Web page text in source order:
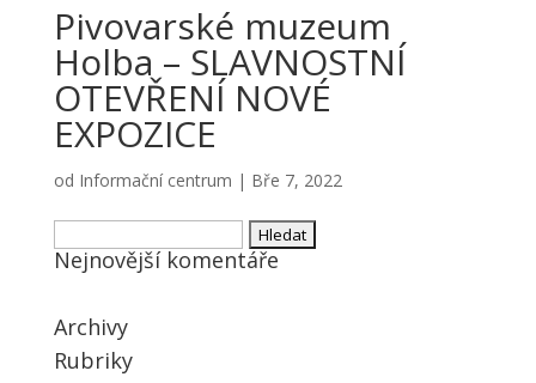
Pivovarské muzeum
Holba – SLAVNOSTNÍ
OTEVŘENÍ NOVÉ
EXPOZICE
od Informační centrum | Bře 7, 2022
Vyhledávání
Nejnovější komentáře
Archivy
Rubriky